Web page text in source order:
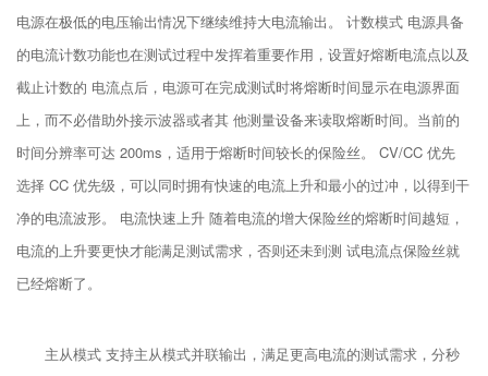
电源在极低的电压输出情况下继续维持大电流输出。 计数模式 电源具备
的电流计数功能也在测试过程中发挥着重要作用，设置好熔断电流点以及
截止计数的 电流点后，电源可在完成测试时将熔断时间显示在电源界面
上，而不必借助外接示波器或者其 他测量设备来读取熔断时间。当前的
时间分辨率可达 200ms，适用于熔断时间较长的保险丝。 CV/CC 优先
选择 CC 优先级，可以同时拥有快速的电流上升和最小的过冲，以得到干
净的电流波形。 电流快速上升 随着电流的增大保险丝的熔断时间越短，
电流的上升要更快才能满足测试需求，否则还未到测 试电流点保险丝就
已经熔断了。
主从模式 支持主从模式并联输出，满足更高电流的测试需求，分秒